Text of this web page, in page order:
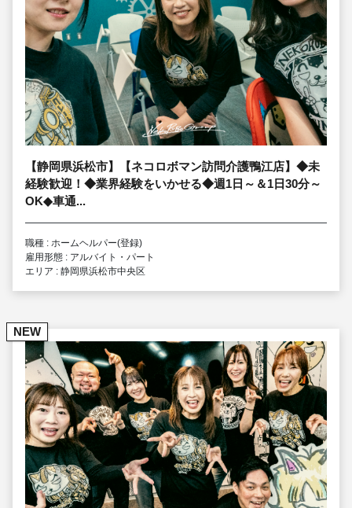
【静岡県浜松市】【ネコロボマン訪問介護鴨江店】◆未
経験歓迎！◆業界経験をいかせる◆週1日～＆1日30分～
OK◆車通...
職種 : ホームヘルパー(登録)
雇用形態 : アルバイト・パート
エリア : 静岡県浜松市中央区
NEW